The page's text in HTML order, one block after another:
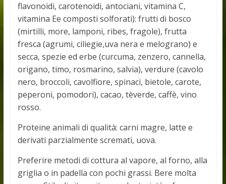
flavonoidi, carotenoidi, antociani, vitamina C,
vitamina Ee composti solforati): frutti di bosco
(mirtilli, more, lamponi, ribes, fragole), frutta
fresca (agrumi, ciliegie,uva nera e melograno) e
secca, spezie ed erbe (curcuma, zenzero, cannella,
origano, timo, rosmarino, salvia), verdure (cavolo
nero, broccoli, cavolfiore, spinaci, bietole, carote,
peperoni, pomodori), cacao, tèverde, caffè, vino
rosso.
Proteine animali di qualità: carni magre, latte e
derivati parzialmente scremati, uova.
Preferire metodi di cottura al vapore, al forno, alla
griglia o in padella con pochi grassi. Bere molta